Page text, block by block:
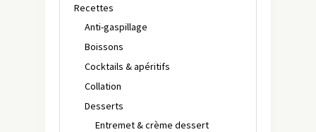
Recettes
Anti-gaspillage
Boissons
Cocktails & apéritifs
Collation
Desserts
Entremet & crème dessert